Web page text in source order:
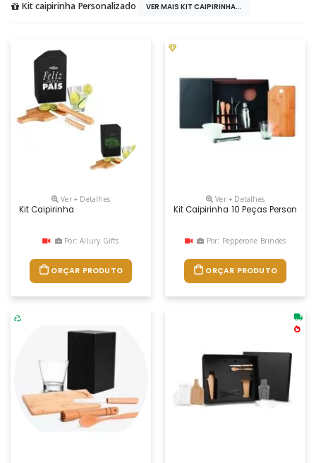
Kit caipirinha Personalizado VER MAIS KIT CAIPIRINHA...
Ver + Detalhes
Kit Caipirinha
Por: Allury Gifts
ORÇAR PRODUTO
Ver + Detalhes
Kit Caipirinha 10 Peças
Por: Pepperone Brindes
ORÇAR PRODUTO